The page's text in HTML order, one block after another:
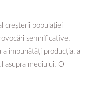
creșterii populației
semnificative.
îmbunătăți producția, a
asupra mediului. O